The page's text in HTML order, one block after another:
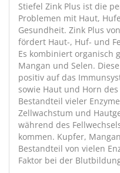
Stiefel Zink Plus ist die
Problemen mit Haut,
Gesundheit. Zink Plus
fördert Haut-, Huf- und
Es kombiniert organisch
Mangan und Selen.
positiv auf das
sowie Haut und Horn
Bestandteil vieler
Zellwachstum und
während des
kommen. Kupfer,
Bestandteil von vielen
Faktor bei der